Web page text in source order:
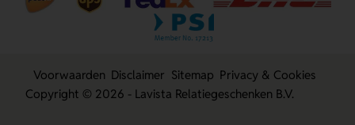
Voorwaarden Disclaimer Sitemap Privacy & Cookies
Copyright © 2026 - Lavista Relatiegeschenken B.V.